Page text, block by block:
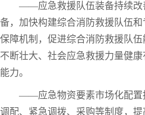
——应急救援队伍装备持续改
备，加快构建综合消防救援队伍
保障机制，促进综合消防救援队
不断壮大、社会应急救援力量健
能力。
——应急物资要素市场化配置
调配、紧急调拨、采购等制度，